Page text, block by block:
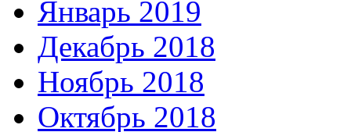
Январь 2019
Декабрь 2018
Ноябрь 2018
Октябрь 2018